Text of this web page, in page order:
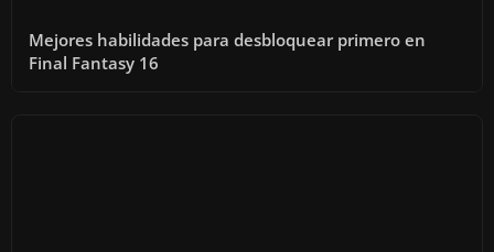
Mejores habilidades para desbloquear primero en
Final Fantasy 16